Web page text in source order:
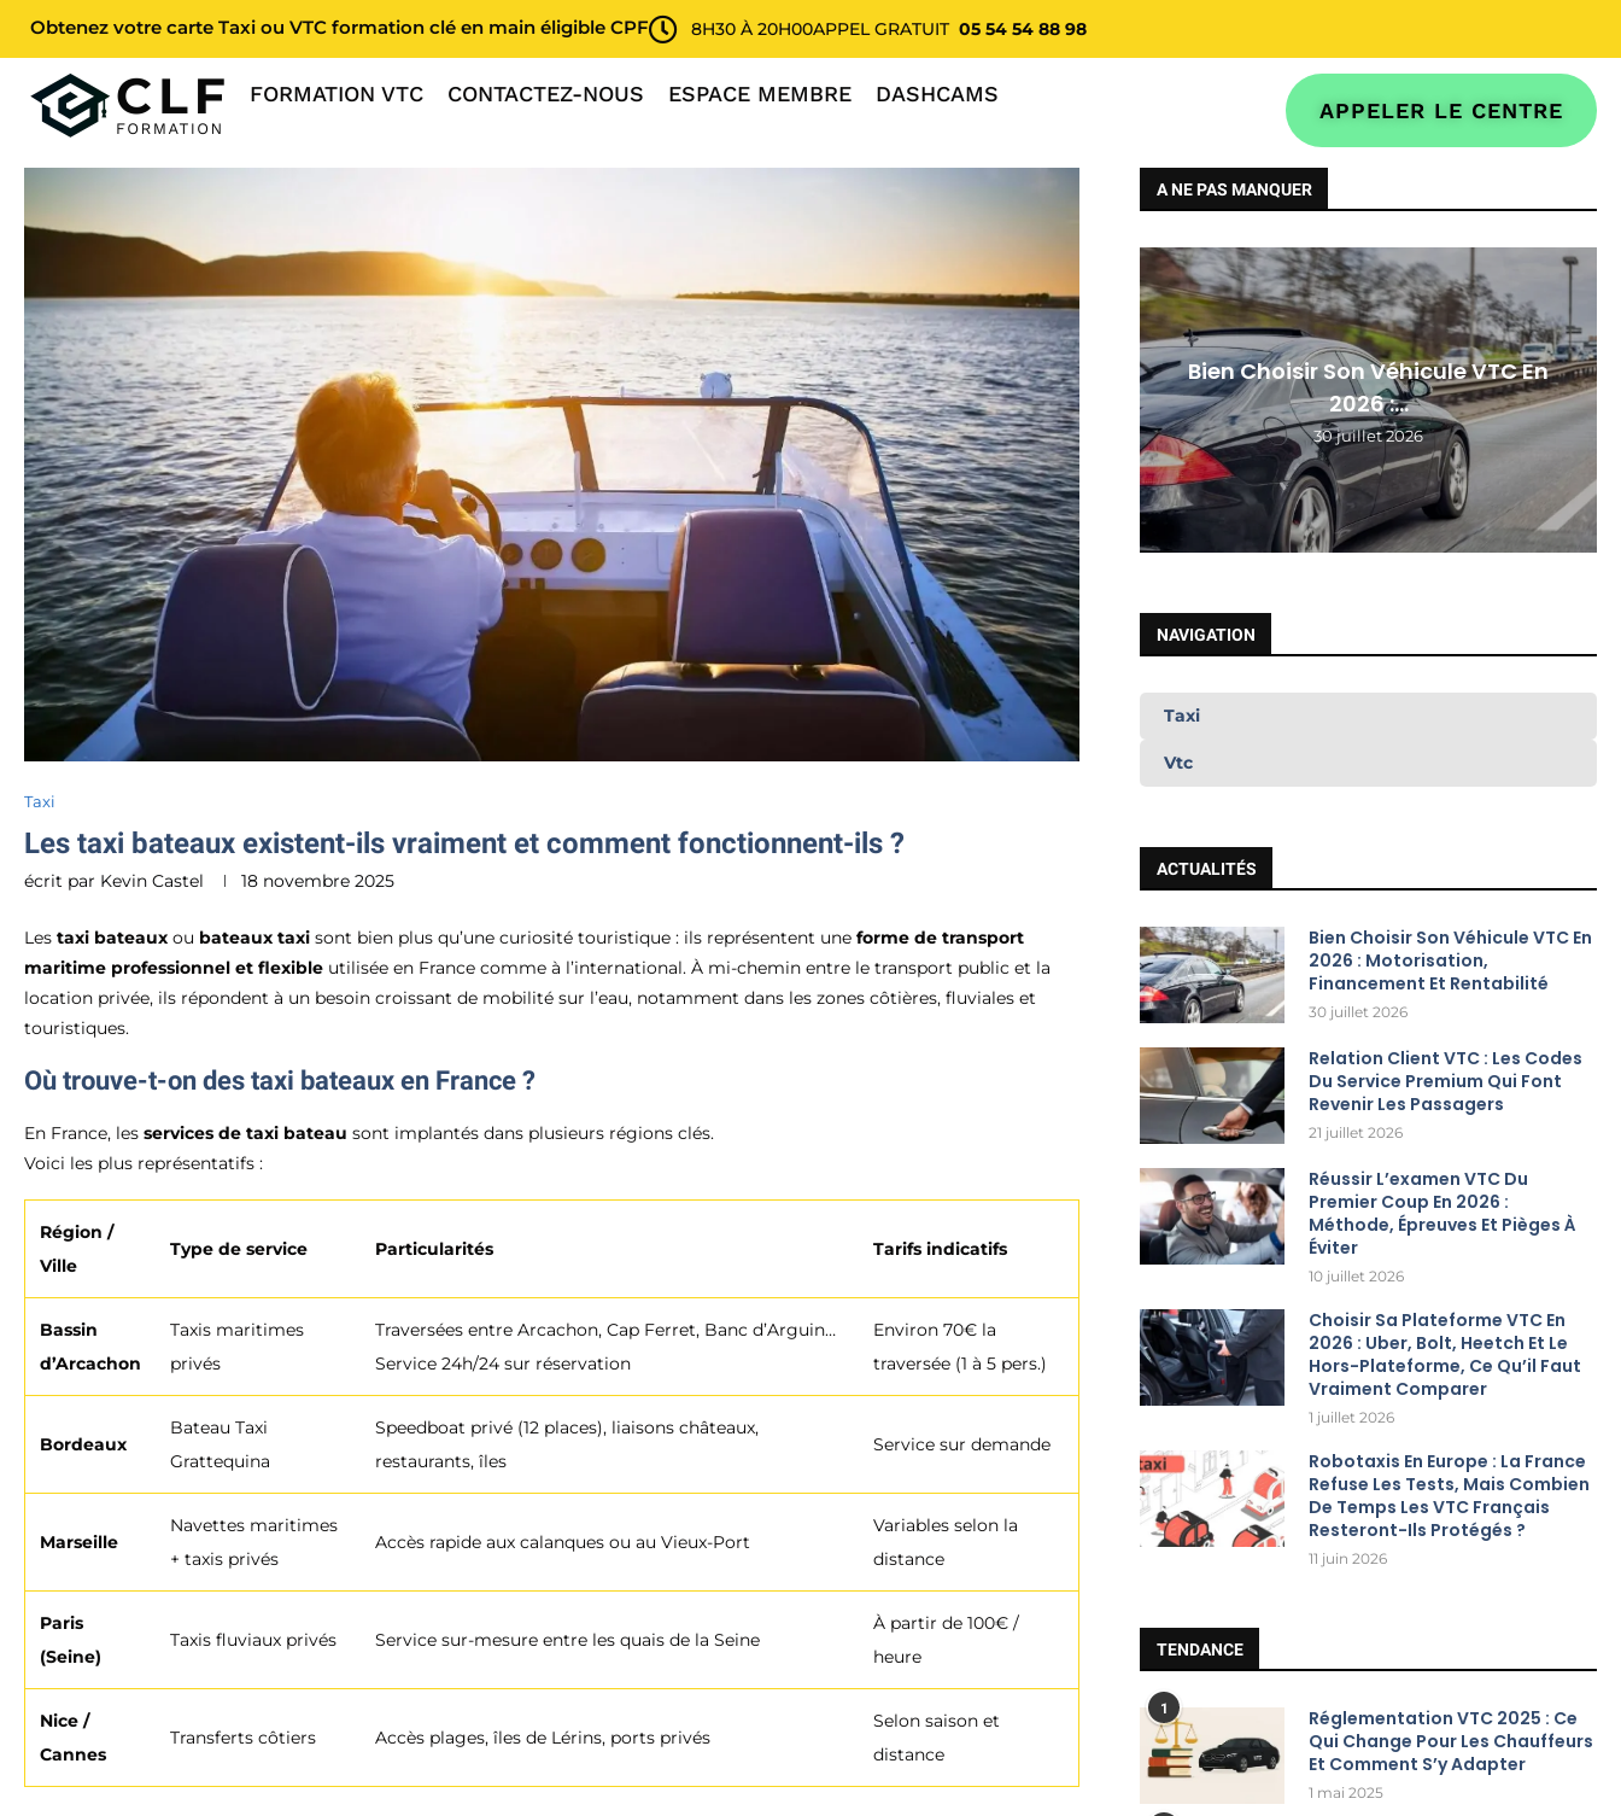
Obtenez votre carte Taxi ou VTC formation clé en main éligible CPF 8H30 À 20H00APPEL GRATUIT 05 54 54 88 98
FORMATION VTC CONTACTEZ-NOUS ESPACE MEMBRE DASHCAMS
APPELER LE CENTRE
Accueil» Les taxi bateaux existent-ils vraiment et comment fonctionnent-ils ?
Taxi
Les taxi bateaux existent-ils vraiment et comment fonctionnent-ils ?
écrit par Kevin Castel 18 novembre 2025
Les taxi bateaux ou bateaux taxi sont bien plus qu’une curiosité touristique : ils représentent une forme de transport
maritime professionnel et flexible utilisée en France comme à l’international. À mi-chemin entre le transport public et la
location privée, ils répondent à un besoin croissant de mobilité sur l’eau, notamment dans les zones côtières, fluviales et
touristiques.
Où trouve-t-on des taxi bateaux en France ?
En France, les services de taxi bateau sont implantés dans plusieurs régions clés.
Voici les plus représentatifs :
Région /
Ville
Type de service Particularités Tarifs indicatifs
Bassin
d’Arcachon
Taxis maritimes
privés
Traversées entre Arcachon, Cap Ferret, Banc d’Arguin…
Service 24h/24 sur réservation
Environ 70€ la
traversée (1 à 5 pers.)
Bordeaux
Bateau Taxi
Grattequina
Speedboat privé (12 places), liaisons châteaux,
restaurants, îles
Service sur demande
Marseille
Navettes maritimes
+ taxis privés
Accès rapide aux calanques ou au Vieux-Port
Variables selon la
distance
Paris
(Seine)
Taxis fluviaux privés Service sur-mesure entre les quais de la Seine
À partir de 100€ /
heure
Nice /
Cannes
Transferts côtiers Accès plages, îles de Lérins, ports privés
Selon saison et
distance
A NE PAS MANQUER
Bien Choisir Son Véhicule VTC En
2026 :...
30 juillet 2026
NAVIGATION
Taxi
Vtc
ACTUALITÉS
Bien Choisir Son Véhicule VTC En
2026 : Motorisation,
Financement Et Rentabilité
30 juillet 2026
Relation Client VTC : Les Codes
Du Service Premium Qui Font
Revenir Les Passagers
21 juillet 2026
Réussir L’examen VTC Du
Premier Coup En 2026 :
Méthode, Épreuves Et Pièges À
Éviter
10 juillet 2026
Choisir Sa Plateforme VTC En
2026 : Uber, Bolt, Heetch Et Le
Hors-Plateforme, Ce Qu’il Faut
Vraiment Comparer
1 juillet 2026
Robotaxis En Europe : La France
Refuse Les Tests, Mais Combien
De Temps Les VTC Français
Resteront-Ils Protégés ?
11 juin 2026
TENDANCE
1
Réglementation VTC 2025 : Ce
Qui Change Pour Les Chauffeurs
Et Comment S’y Adapter
1 mai 2025